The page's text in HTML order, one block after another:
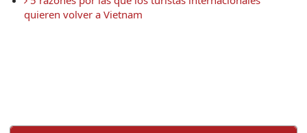
quieren volver a Vietnam